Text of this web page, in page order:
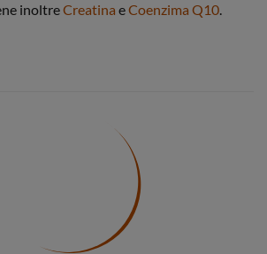
inoltreCreatina eCoenzima Q10.